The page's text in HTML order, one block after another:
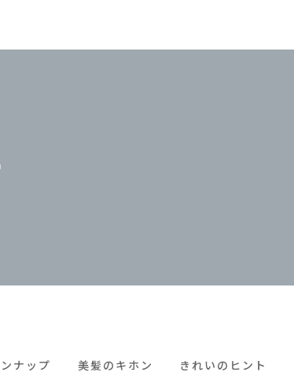
ナップ 美髪のキホン きれいのヒント